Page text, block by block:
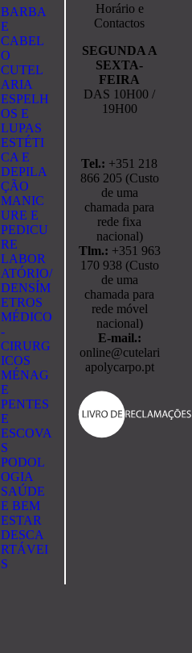
BARBA
E
CABEL
O
CUTEL
ARIA
ESPELH
OS E
LUPAS
ESTÉTI
CA E
DEPILA
ÇÃO
MANIC
URE E
PEDICU
RE
LABOR
ATÓRIO/
DENSÍM
ETROS
MÉDICO
-
CIRURG
ICOS
MÉNAG
E
PENTES
E
ESCOVA
S
PODOL
OGIA
SAÚDE
E BEM
ESTAR
DESCA
RTÁVEI
S
Horário e
Contactos
SEGUNDA A
SEXTA-
FEIRA
DAS 10H00 /
19H00
Tel.: +351 218
866 205 (Custo
de uma
chamada para
rede fixa
nacional)
Tlm.: +351 963
170 938 (Custo
de uma
chamada para
rede móvel
nacional)
E-mail.:
online@cutelari
apolycarpo.pt